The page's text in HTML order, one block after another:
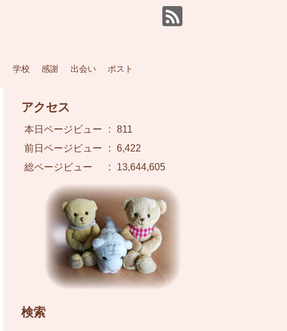
学校 感謝 出会い ポスト
アクセス
本日ページビュー :
811
前日ページビュー
:
6,422
総ページビュー
: 13,644,605
検索